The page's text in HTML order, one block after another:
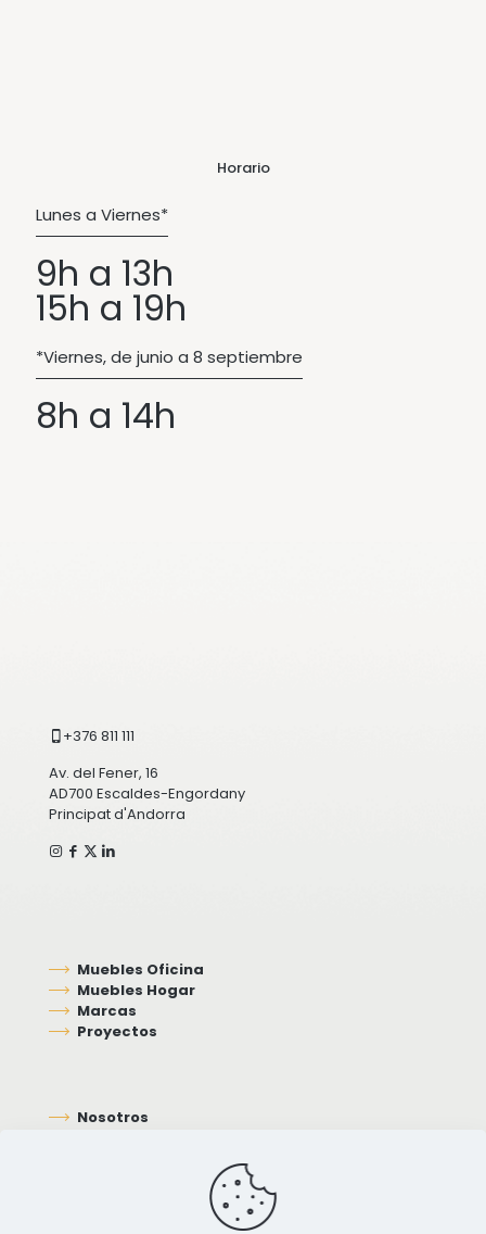
Horario
Lunes a Viernes*
9h a 13h
15h a 19h
*Viernes, de junio a 8 septiembre
8h a 14h
+376 811 111
Av. del Fener, 16
AD700 Escaldes-Engordany
Principat d'Andorra
Muebles Oficina
Muebles Hogar
Marcas
Proyectos
Nosotros